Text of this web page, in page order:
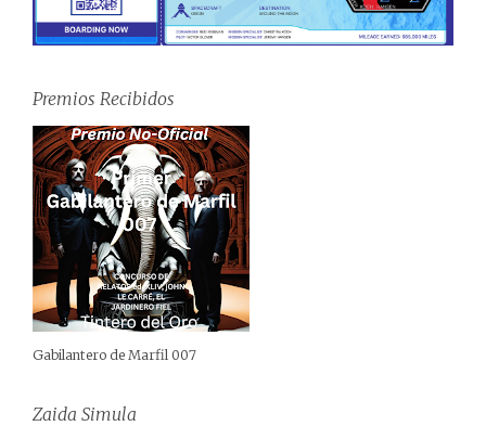
Premios Recibidos
Gabilantero de Marfil 007
Zaida Simula